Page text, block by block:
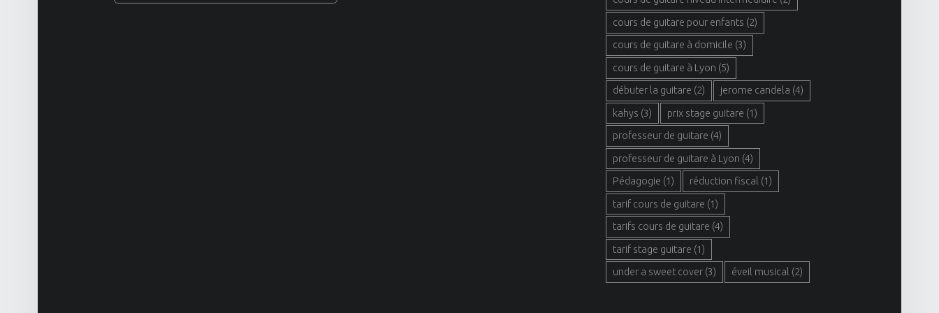
cours de guitare pour enfants (2)
cours de guitare à domicile (3)
cours de guitare à Lyon (5)
débuter la guitare (2) jerome candela (4)
kahys (3) prix stage guitare (1)
professeur de guitare (4)
professeur de guitare à Lyon (4)
Pédagogie (1) réduction fiscal (1)
tarif cours de guitare (1)
tarifs cours de guitare (4)
tarif stage guitare (1)
under a sweet cover (3) éveil musical (2)